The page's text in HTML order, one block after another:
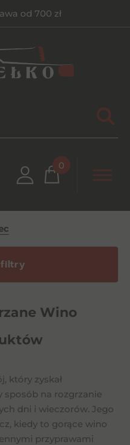
od 700 zł
0
filtry
Wino
który zyskał
sposób na rozgrzanie
dni i wieczorów. Jego
kiedy to gorące wino
przyprawami